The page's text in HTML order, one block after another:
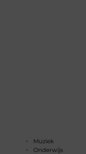
Muziek
Onderwijs